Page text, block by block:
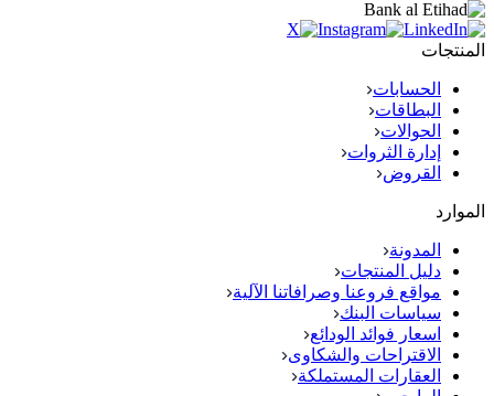
المنتجات
الحسابات
البطاقات
الحوالات
إدارة الثروات
القروض
الموارد
المدونة
دليل المنتجات
مواقع فروعنا وصرافاتنا الآلية
سياسات البنك
اسعار فوائد الودائع
الاقتراحات والشكاوى
العقارات المستملكة